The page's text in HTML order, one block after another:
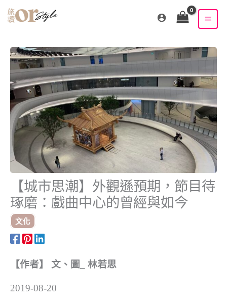
【城市思潮】外觀遜預期，節目待
琢磨：戲曲中心的曾經與如今
文化
【作者】 文、圖_ 林若思
2019-08-20